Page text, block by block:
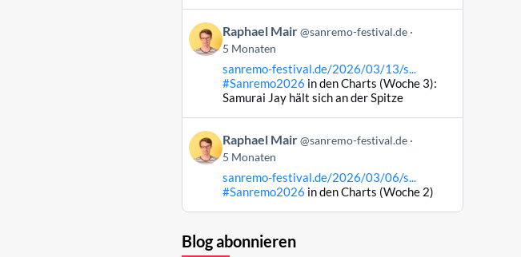
Bluesky
ansehen
Beitrag
von
Raphael
Raphael Mair @sanremo-festival.de
5 Monaten
sanremo-festival.de/2026/03/13/s...
#Sanremo2026 in den Charts (Woche 3):
Samurai Jay hält sich an der Spitze
Beitrag
von
Raphael
Bluesky
ansehen
Raphael Mair @sanremo-festival.de
5 Monaten
sanremo-festival.de/2026/03/06/s...
#Sanremo2026 in den Charts (Woche 2)
Blog abonnieren